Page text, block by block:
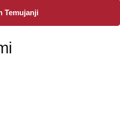
Temujanji